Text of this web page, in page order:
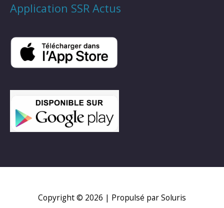
Application SSR Actus
Copyright © 2026 | Propulsé par Soluris